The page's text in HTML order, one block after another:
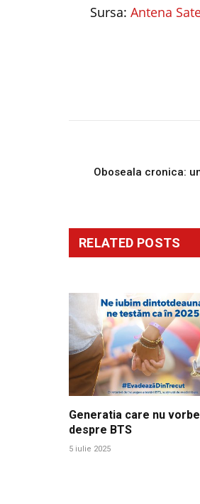
Sursa:Antena
Oboseala cronica:
RELATED POSTS
Generatia care nu
despre BTS
5 iulie 2025